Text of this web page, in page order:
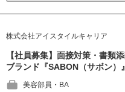
株式会社アイスタイルキャリア
【社員募集】面接対策・書類
ブランド『SABON（サボン）
美容部員・BA